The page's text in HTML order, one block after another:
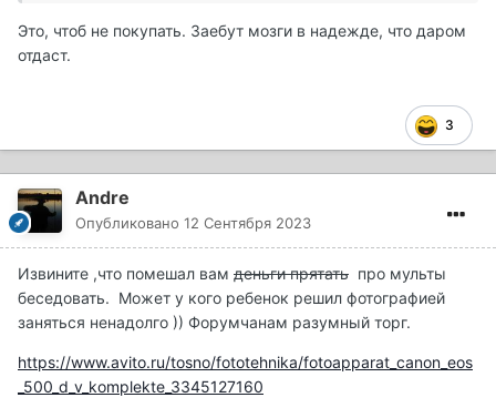
Это, чтоб не покупать. Заебут мозги в надежде, что даром
отдаст.
3
Andre
Опубликовано 12 Сентября 2023
Извините ,что помешал вам деньги прятать про мульты
беседовать. Может у кого ребенок решил фотографией
заняться ненадолго )) Форумчанам разумный торг.
https://www.avito.ru/tosno/fototehnika/fotoapparat_canon_eos
_500_d_v_komplekte_3345127160